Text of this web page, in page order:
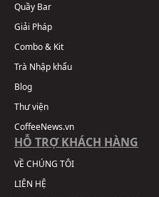
Quầy Bar
Giải Pháp
Combo & Kit
Trà Nhập khẩu
Blog
Thư viện
CoffeeNews.vn
HỖ TRỢ KHÁCH HÀNG
VỀ CHÚNG TÔI
LIÊN HỆ